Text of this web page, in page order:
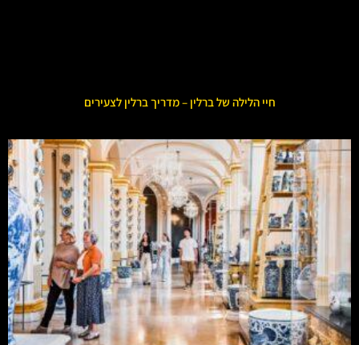
חיי הלילה של ברלין – מדריך ברלין לצעירים